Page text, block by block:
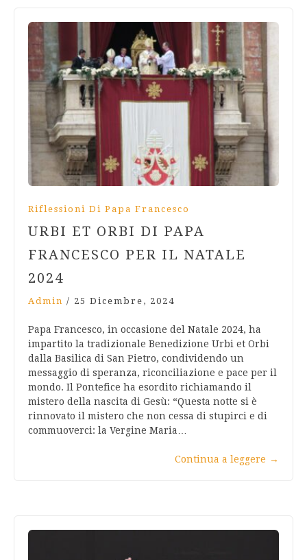
Riflessioni Di Papa Francesco
URBI ET ORBI DI PAPA
FRANCESCO PER IL NATALE
2024
Admin / 25 Dicembre, 2024
Papa Francesco, in occasione del Natale 2024, ha
impartito la tradizionale Benedizione Urbi et Orbi
dalla Basilica di San Pietro, condividendo un
messaggio di speranza, riconciliazione e pace per il
mondo. Il Pontefice ha esordito richiamando il
mistero della nascita di Gesù: “Questa notte si è
rinnovato il mistero che non cessa di stupirci e di
commuoverci: la Vergine Maria…
Continua a leggere →